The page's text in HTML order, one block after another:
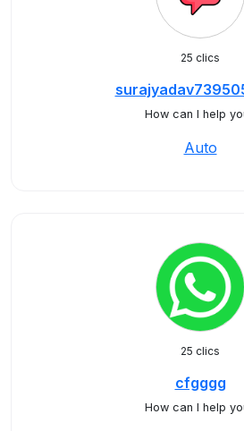
25 clics
How can I help
Auto
25 clics
cfgggg
How can I help